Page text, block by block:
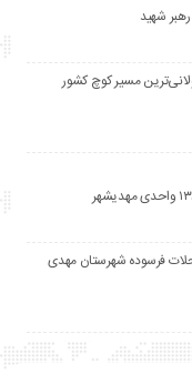
مسیر کوچ کشور
محلات فرسوده شهرستان مهدی